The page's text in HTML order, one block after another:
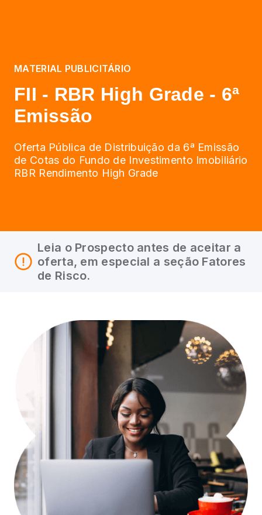
MATERIAL PUBLICITÁRIO
FII - RBR High Grade - 6ª
Emissão
Oferta Pública de Distribuição da 6ª Emissão
de Cotas do Fundo de Investimento Imobiliário
RBR Rendimento High Grade
Leia o Prospecto antes de aceitar a
oferta, em especial a seção Fatores
de Risco.